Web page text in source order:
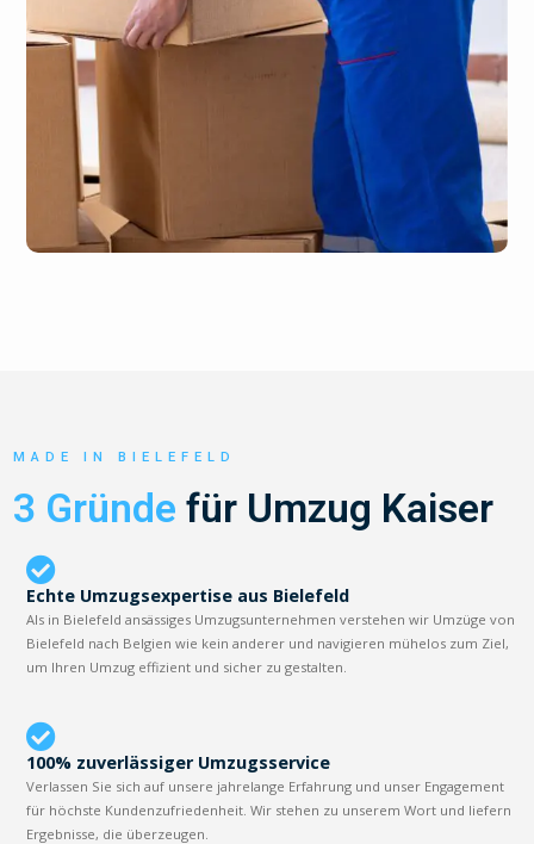
MADE IN BIELEFELD
3 Gründe für Umzug Kaiser
Echte Umzugsexpertise aus Bielefeld
Als in Bielefeld ansässiges Umzugsunternehmen verstehen wir Umzüge von
Bielefeld nach Belgien wie kein anderer und navigieren mühelos zum Ziel,
um Ihren Umzug effizient und sicher zu gestalten.
100% zuverlässiger Umzugsservice
Verlassen Sie sich auf unsere jahrelange Erfahrung und unser Engagement
für höchste Kundenzufriedenheit. Wir stehen zu unserem Wort und liefern
Ergebnisse, die überzeugen.